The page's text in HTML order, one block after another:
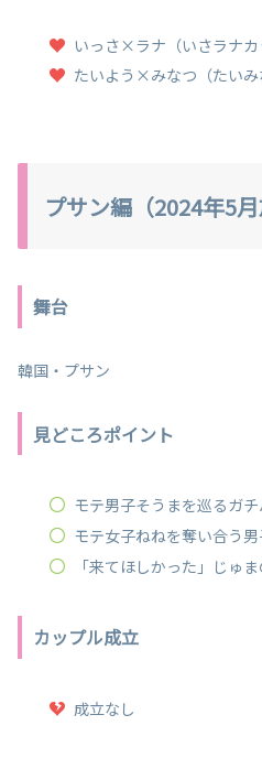
いっさ×ラナ（いさラナ
たいよう×みなつ（たい
プサン編（2024年5月
舞台
韓国・プサン
見どころポイント
モテ男子そうまを巡るガ
モテ女子ねねを奪い合う
「来てほしかった」じゅ
カップル成立
成立なし